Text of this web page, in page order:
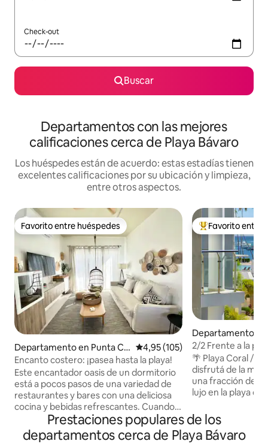
Check-out
Buscar
Departamentos con las mejores
calificaciones cerca de Playa Bávaro
Los huéspedes están de acuerdo: estas estadías tienen
excelentes calificaciones por su ubicación y limpieza,
entre otros aspectos.
Favorito entre huéspedes
Favorito entre huéspedes
Departamento en Punta Ca
na
Calificación promedio: 4,95 de
4,95 (105)
Encanto costero: ¡pasea hasta la playa!
Este encantador oasis de un dormitorio
está a pocos pasos de una variedad de
restaurantes y bares con una deliciosa
cocina y bebidas refrescantes. Cuando
estés listo para sentir la arena entre los
dedos de los pies, date un paseo de 10
minutos hasta la playa de Corales. El
Favorito entre
Favorito entre
Departamento en
2/2 Frente a la
al aeropuerto PUJ
🌴 Playa Coral /
disfrutá de la
una fracción de
lujo en la playa de
Coral ofrece
frente a la playa,
zona de playa
Prestaciones populares de los
departamentos cerca de Playa Bávaro